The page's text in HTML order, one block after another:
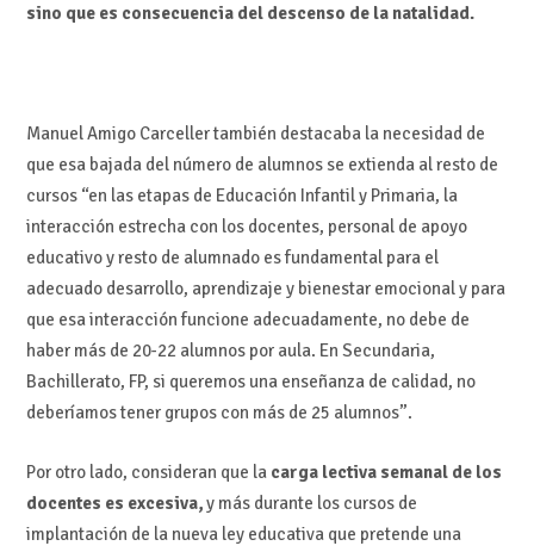
sino que es consecuencia del descenso de la natalidad.
Manuel Amigo Carceller también destacaba la necesidad de
que esa bajada del número de alumnos se extienda al resto de
cursos “en las etapas de Educación Infantil y Primaria, la
interacción estrecha con los docentes, personal de apoyo
educativo y resto de alumnado es fundamental para el
adecuado desarrollo, aprendizaje y bienestar emocional y para
que esa interacción funcione adecuadamente, no debe de
haber más de 20-22 alumnos por aula. En Secundaria,
Bachillerato, FP, si queremos una enseñanza de calidad, no
deberíamos tener grupos con más de 25 alumnos”.
Por otro lado, consideran que la carga lectiva semanal de los
docentes es excesiva,y más durante los cursos de
implantación de la nueva ley educativa que pretende una